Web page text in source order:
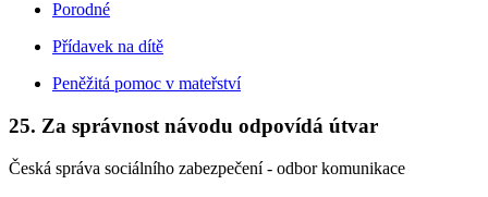
Porodné
Přídavek na dítě
Peněžitá pomoc v mateřství
25. Za správnost návodu odpovídá útvar
Česká správa sociálního zabezpečení - odbor komunikace